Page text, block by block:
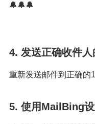
🔔🔔🔔
4. 发送正确收件人
重新发送邮件到正确的
5. 使用MailBing